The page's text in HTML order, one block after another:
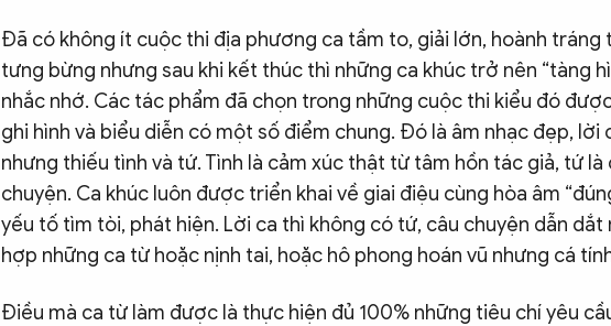
Đã có không ít cuộc thi địa phương ca tầm to, giải lớn, hoành tráng
tưng bừng nhưng sau khi kết thúc thì những ca khúc trở nên “tàng
nhắc nhớ. Các tác phẩm đã chọn trong những cuộc thi kiểu đó
ghi hình và biểu diễn có một số điểm chung. Đó là âm nhạc đẹp, lời
nhưng thiếu tình và tứ. Tình là cảm xúc thật từ tâm hồn tác giả, tứ là
chuyện. Ca khúc luôn được triển khai về giai điệu cùng hòa âm
yếu tố tìm tòi, phát hiện. Lời ca thì không có tứ, câu chuyện dẫn dắt
hợp những ca từ hoặc nịnh tai, hoặc hô phong hoán vũ nhưng cá
Điều mà ca từ làm được là thực hiện đủ 100% những tiêu chí yêu